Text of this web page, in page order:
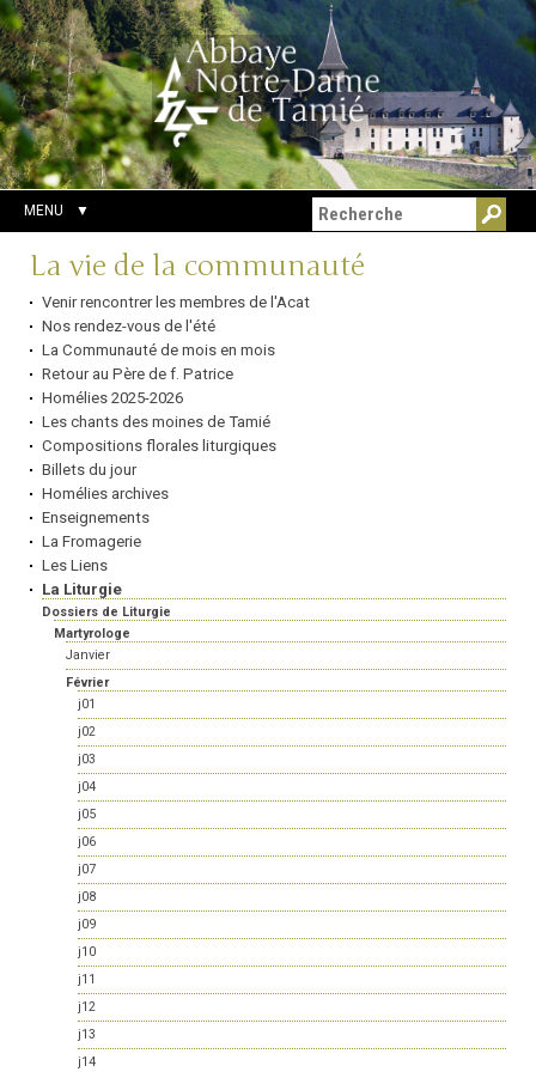
Aller
au
contenu.
|
Aller
à
la
navigation
Outils
personnels
Chercher par
Recherche
avancée…
MENU
Navigation
La vie de la communauté
Venir rencontrer les membres de l'Acat
Nos rendez-vous de l'été
La Communauté de mois en mois
Retour au Père de f. Patrice
Homélies 2025-2026
Les chants des moines de Tamié
Compositions florales liturgiques
Billets du jour
Homélies archives
Enseignements
La Fromagerie
Les Liens
La Liturgie
Dossiers de Liturgie
Martyrologe
Janvier
Février
j01
j02
j03
j04
j05
j06
j07
j08
j09
j10
j11
j12
j13
j14